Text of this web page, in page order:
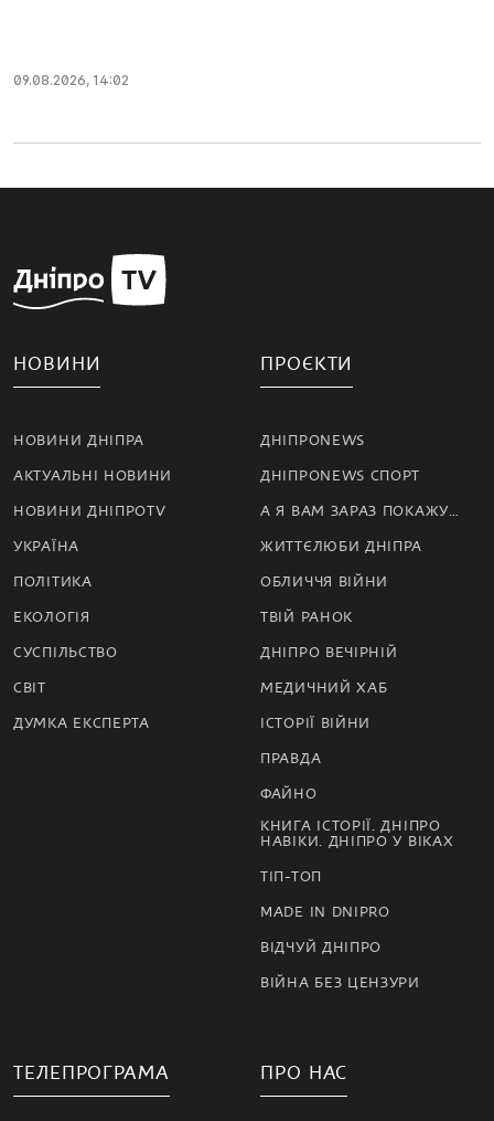
09.08.2026, 14:02
НОВИНИ
НОВИНИ ДНІПРА
АКТУАЛЬНІ НОВИНИ
НОВИНИ ДНІПРОTV
УКРАЇНА
ПОЛІТИКА
ЕКОЛОГІЯ
СУСПІЛЬСТВО
СВІТ
ДУМКА ЕКСПЕРТА
ПРОЄКТИ
ДНІПРОNEWS
ДНІПРОNEWS СПОРТ
А Я ВАМ ЗАРАЗ ПОКАЖУ…
ЖИТТЄЛЮБИ ДНІПРА
ОБЛИЧЧЯ ВІЙНИ
ТВІЙ РАНОК
ДНІПРО ВЕЧІРНІЙ
МЕДИЧНИЙ ХАБ
ІСТОРІЇ ВІЙНИ
ПРАВДА
ФАЙНО
КНИГА ІСТОРІЇ. ДНІПРО
НАВІКИ. ДНІПРО У ВІКАХ
ТІП-ТОП
MADE IN DNIPRO
ВІДЧУЙ ДНІПРО
ВІЙНА БЕЗ ЦЕНЗУРИ
ТЕЛЕПРОГРАМА ПРО НАС